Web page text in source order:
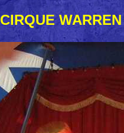
CIRQUE